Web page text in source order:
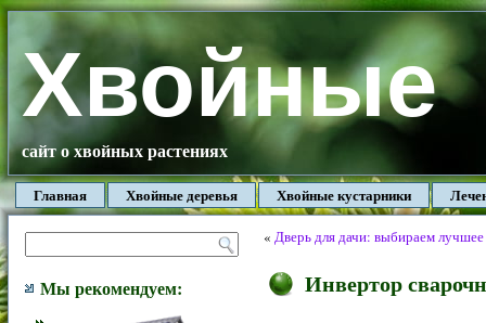
Хвойные
сайт о хвойных растениях
Главная Хвойные деревья Хвойные кустарники
Мы рекомендуем:
« Дверь для дачи: выбираем лучшее
Инвертор